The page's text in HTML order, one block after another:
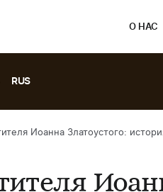
О НАС
RUS
Иоанна Златоустого: